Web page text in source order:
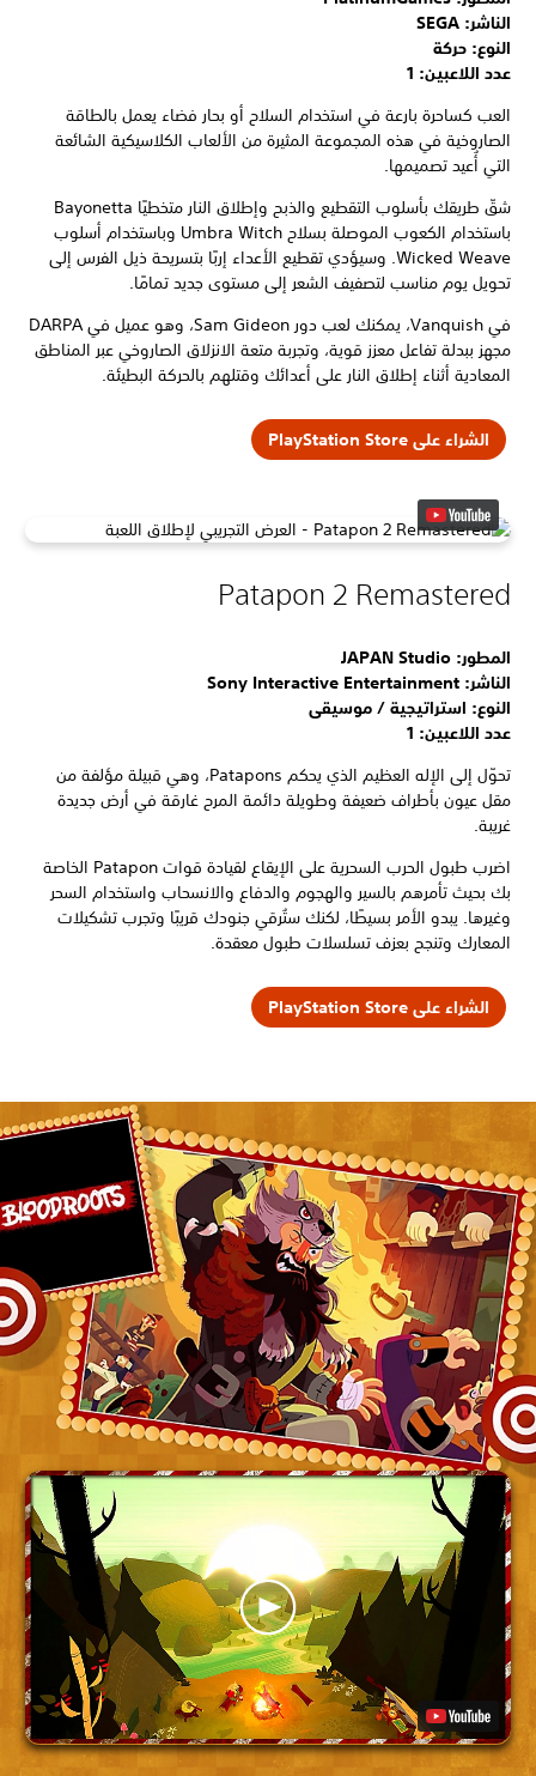
الناشر: SEGA
النوع: حركة
عدد اللاعبين: 1
العب كساحرة بارعة في استخدام السلاح أو بحار فضاء يعمل بالطاقة
الصاروخية في هذه المجموعة المثيرة من الألعاب الكلاسيكية الشائعة
التي أُعيد تصميمها.
شقّ طريقك بأسلوب التقطيع والذبح وإطلاق النار متخطيًا Bayonetta
باستخدام الكعوب الموصلة بسلاح Umbra Witch وباستخدام أسلوب
Wicked Weave. وسيؤدي تقطيع الأعداء إربًا بتسريحة ذيل الفرس إلى
تحويل يوم مناسب لتصفيف الشعر إلى مستوى جديد تمامًا.
في Vanquish، يمكنك لعب دور Sam Gideon، وهو عميل في DARPA
مجهز ببدلة تفاعل معزز قوية، وتجربة متعة الانزلاق الصاروخي عبر المناطق
المعادية أثناء إطلاق النار على أعدائك وقتلهم بالحركة البطيئة.
الشراء على PlayStation Store
Patapon 2 Remastered
المطور: JAPAN Studio
الناشر: Sony Interactive Entertainment
النوع: استراتيجية / موسيقى
عدد اللاعبين: 1
تحوّل إلى الإله العظيم الذي يحكم Patapons، وهي قبيلة مؤلفة من
مقل عيون بأطراف ضعيفة وطويلة دائمة المرح غارقة في أرض جديدة
غريبة.
اضرب طبول الحرب السحرية على الإيقاع لقيادة قوات Patapon الخاصة
بك بحيث تأمرهم بالسير والهجوم والدفاع والانسحاب واستخدام السحر
وغيرها. يبدو الأمر بسيطًا، لكنك ستُرقي جنودك قريبًا وتجرب تشكيلات
المعارك وتنجح بعزف تسلسلات طبول معقدة.
الشراء على PlayStation Store